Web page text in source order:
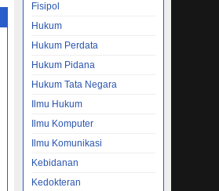
Fisipol
Hukum
Hukum Perdata
Hukum Pidana
Hukum Tata Negara
Ilmu Hukum
Ilmu Komputer
Ilmu Komunikasi
Kebidanan
Kedokteran